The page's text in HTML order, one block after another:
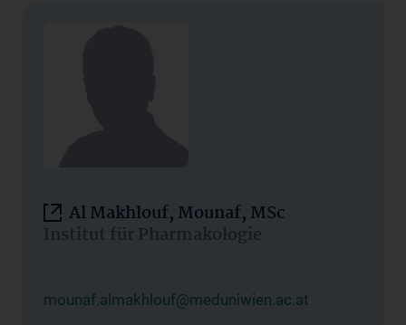
Al Makhlouf, Mounaf, MSc
Institut für Pharmakologie
mounaf.almakhlouf@meduniwien.ac.at